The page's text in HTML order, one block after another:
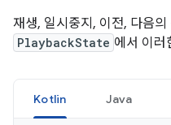
재생, 일시중지, 이전, 다음의
PlaybackState 에서 이러
Kotlin Java